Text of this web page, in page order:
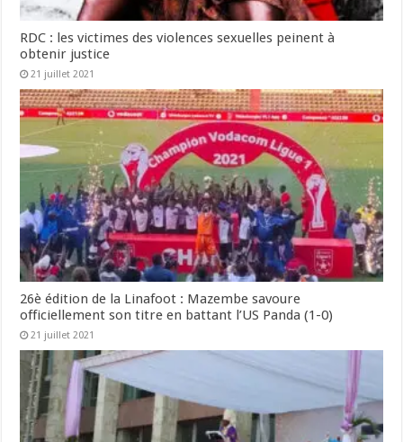
RDC : les victimes des violences sexuelles peinent à
obtenir justice
21 juillet 2021
26è édition de la Linafoot : Mazembe savoure
officiellement son titre en battant l’US Panda (1-0)
21 juillet 2021